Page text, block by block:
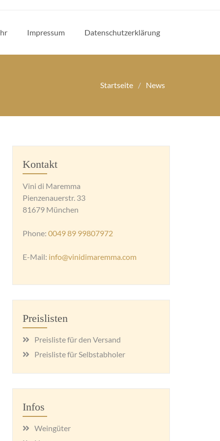
Impressum Datenschutzerklärung
Startseite News
Kontakt
Vini di Maremma
Pienzenauerstr. 33
81679 München
Phone: 0049 89 99807972
E-Mail: info@vinidimaremma.com
Preislisten
Preisliste für den Versand
Preisliste für Selbstabholer
Infos
Weingüter